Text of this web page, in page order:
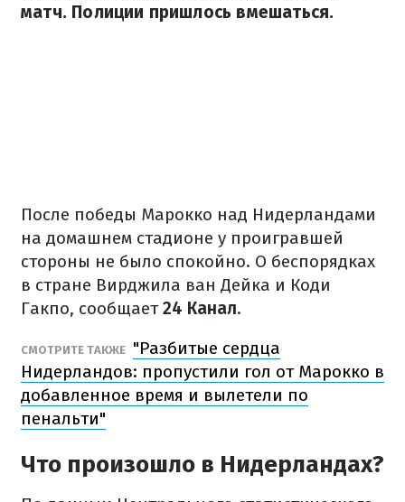
матч. Полиции пришлось вмешаться.
После победы Марокко над Нидерландами
на домашнем стадионе у проигравшей
стороны не было спокойно. О беспорядках
в стране Вирджила ван Дейка и Коди
Гакпо, сообщает24 Канал.
СМОТРИТЕ ТАКЖЕ "Разбитые сердца
Нидерландов: пропустили гол от Марокко в
добавленное время и вылетели по
пенальти"
Что произошло в Нидерландах?